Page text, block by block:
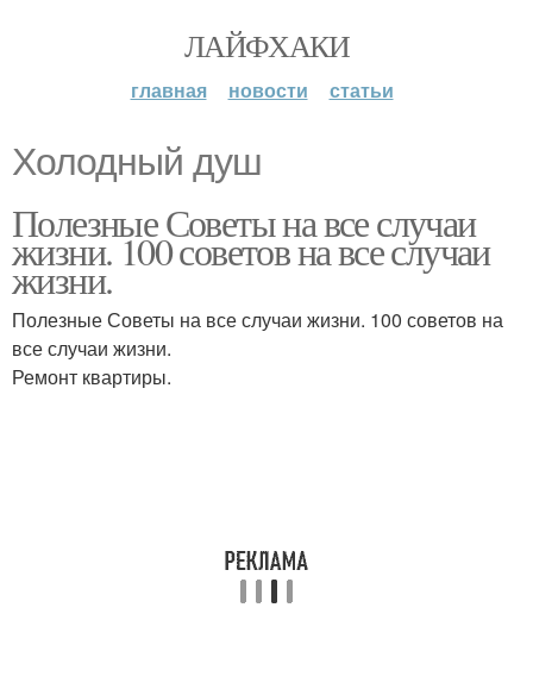
ЛАЙФХАКИ
главная новости статьи
Холодный душ
Полезные Советы на все случаи
жизни. 100 советов на все случаи
жизни.
Полезные Советы на все случаи жизни. 100 советов на
все случаи жизни.
Ремонт квартиры.